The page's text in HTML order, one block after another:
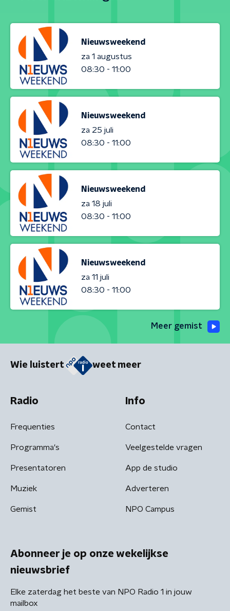
Nieuwsweekend
za 1 augustus
08:30 - 11:00
Nieuwsweekend
za 25 juli
08:30 - 11:00
Nieuwsweekend
za 18 juli
08:30 - 11:00
Nieuwsweekend
za 11 juli
08:30 - 11:00
Meer gemist
Wie luistert weet meer
Radio
Frequenties
Programma's
Presentatoren
Muziek
Gemist
Info
Contact
Veelgestelde vragen
App de studio
Adverteren
NPO Campus
Abonneer je op onze wekelijkse
nieuwsbrief
Elke zaterdag het beste van NPO Radio 1 in jouw
mailbox